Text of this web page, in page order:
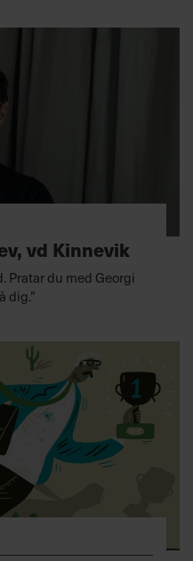
vd Kinnevik
Pratar du med Georgi
dig.”